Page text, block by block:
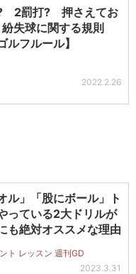
2罰打? 押さえてお
失球に関する規則
ルフルール】
2022.2.26
ル」「股にボール」ト
っている2大ドリルが
も絶対オススメな理由
ト レッスン 週刊GD
2023.3.31